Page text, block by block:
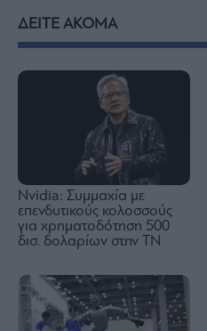
ΔΕΙΤΕ ΑΚΟΜΑ
Nvidia: Συμμαχία με
επενδυτικούς κολοσσούς
για χρηματοδότηση 500
δισ. δολαρίων στην ΤΝ